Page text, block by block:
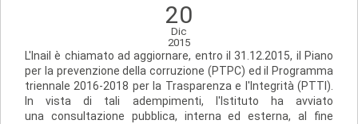
20
Dic
2015
L'Inail è chiamato ad aggiornare, entro il 31.12.2015, il Piano
per la prevenzione della corruzione (PTPC) ed il Programma
triennale 2016-2018 per la Trasparenza e l'Integrità (PTTI).
In vista di tali adempimenti, l'Istituto ha avviato
una consultazione pubblica, interna ed esterna, al fine